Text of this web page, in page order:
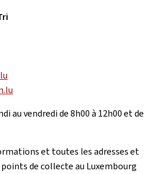
au vendredi de 8h00 à 12h00 et de
et toutes les adresses et
de collecte au Luxembourg